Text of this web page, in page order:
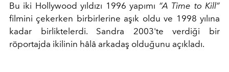
Bu iki Hollywood yıldızı 1996 yapımı “A Time to Kill”
filmini çekerken birbirlerine aşık oldu ve 1998 yılına
kadar birliktelerdi. Sandra 2003'te verdiği bir
röportajda ikilinin hâlâ arkadaş olduğunu açıkladı.